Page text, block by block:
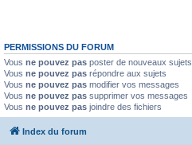
PERMISSIONS DU FORUM
Vous ne pouvez pas poster de nouveaux sujets
Vous ne pouvez pas répondre aux sujets
Vous ne pouvez pas modifier vos messages
Vous ne pouvez pas supprimer vos messages
Vous ne pouvez pas joindre des fichiers
Index du forum